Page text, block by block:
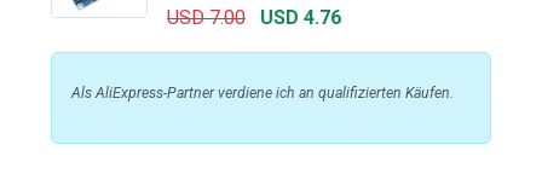
USD 7.00
USD 4.76
Als AliExpress-Partner verdiene ich an qualifizierten Käufen.